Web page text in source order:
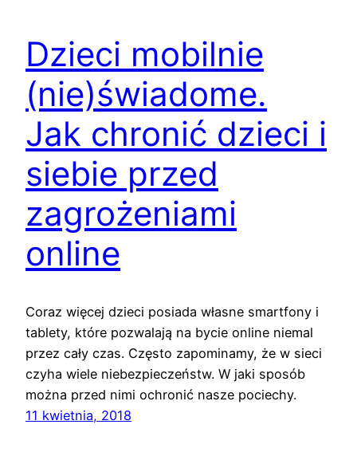
Dzieci mobilnie
(nie)świadome.
Jak chronić dzieci i
siebie przed
zagrożeniami
online
Coraz więcej dzieci posiada własne smartfony i
tablety, które pozwalają na bycie online niemal
przez cały czas. Często zapominamy, że w sieci
czyha wiele niebezpieczeństw. W jaki sposób
można przed nimi ochronić nasze pociechy.
11 kwietnia, 2018